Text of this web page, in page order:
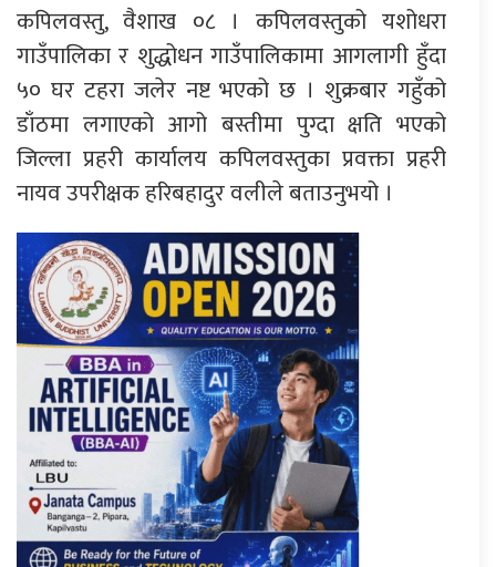
कपिलवस्तु, वैशाख ०८ । कपिलवस्तुको यशोधरा
गाउँपालिका र शुद्धोधन गाउँपालिकामा आगलागी हुँदा
५० घर टहरा जलेर नष्ट भएको छ । शुक्रबार गहुँको
डाँठमा लगाएको आगो बस्तीमा पुग्दा क्षति भएको
जिल्ला प्रहरी कार्यालय कपिलवस्तुका प्रवक्ता प्रहरी
नायव उपरीक्षक हरिबहादुर वलीले बताउनुभयो ।